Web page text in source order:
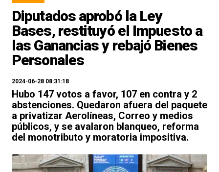
Diputados aprobó la Ley
Bases, restituyó el Impuesto a
las Ganancias y rebajó Bienes
Personales
2024-06-28 08:31:18
Hubo 147 votos a favor, 107 en contra y 2
abstenciones. Quedaron afuera del paquete
a privatizar Aerolíneas, Correo y medios
públicos, y se avalaron blanqueo, reforma
del monotributo y moratoria impositiva.